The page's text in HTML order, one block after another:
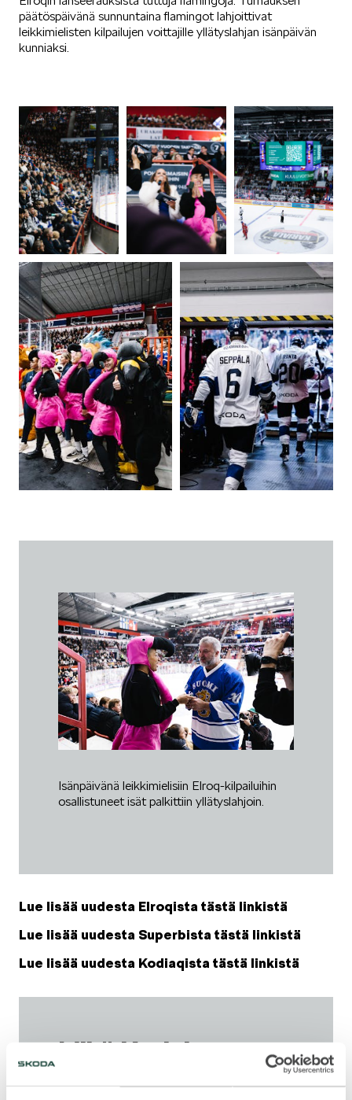
MEIDÄN ŠKODAMME
ŠKODA PALVELEE
VASTUULLISUUS
ŠKODA MEDIASSA
SPONSOROINTI & YHTEISTYÖ
KLASSIKOT
päätöspäivänä sunnuntaina flamingot lahjoittivat
leikkimielisten kilpailujen voittajille yllätyslahjan isänpäivän
kunniaksi.
Isänpäivänä leikkimielisiin Elroq-kilpailuihin
osallistuneet isät palkittiin yllätyslahjoin.
Lue lisää uudesta Elroqista tästä linkistä
Lue lisää uudesta Superbista tästä linkistä
Lue lisää uudesta Kodiaqista tästä linkistä
Mikä Karjala-
turnaus?